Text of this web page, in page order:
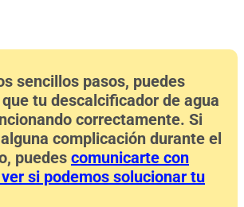
sencillos pasos, puedes
tu descalcificador de agua
correctamente. Si
complicación durante el
puedes comunicarte con
si podemos solucionar tu